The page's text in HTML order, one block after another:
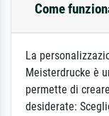
Come
La
Meisterdrucke è
permette di
desiderate: